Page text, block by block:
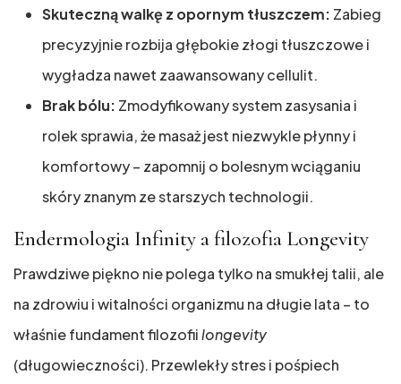
Skuteczną walkę z opornym tłuszczem: Zabieg
precyzyjnie rozbija głębokie złogi tłuszczowe i
wygładza nawet zaawansowany cellulit.
Brak bólu: Zmodyfikowany system zasysania i
rolek sprawia, że masaż jest niezwykle płynny i
komfortowy – zapomnij o bolesnym wciąganiu
skóry znanym ze starszych technologii.
Endermologia Infinity a filozofia Longevity
Prawdziwe piękno nie polega tylko na smukłej talii, ale
na zdrowiu i witalności organizmu na długie lata – to
właśnie fundament filozofiilongevity
(długowieczności). Przewlekły stres i pośpiech